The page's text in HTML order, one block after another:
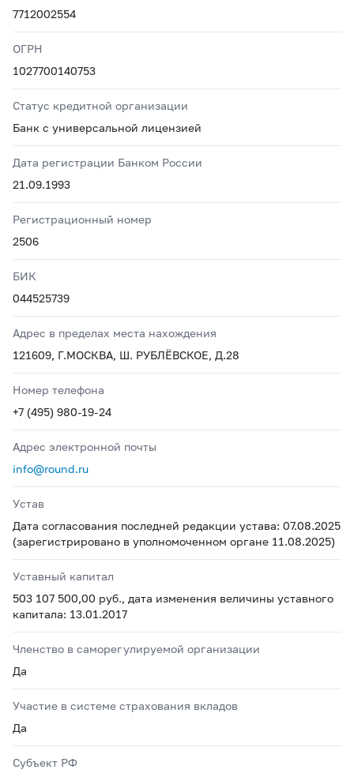
7712002554
ОГРН
1027700140753
Статус кредитной организации
Банк с универсальной лицензией
Дата регистрации Банком России
21.09.1993
Регистрационный номер
2506
БИК
044525739
Адрес в пределах места нахождения
121609, Г.МОСКВА, Ш. РУБЛЁВСКОЕ, Д.28
Номер телефона
+7 (495) 980-19-24
Адрес электронной почты
info@round.ru
Устав
Дата согласования последней редакции устава: 07.08.2025
(зарегистрировано в уполномоченном органе 11.08.2025)
Уставный капитал
503 107 500,00 руб., дата изменения величины уставного
капитала: 13.01.2017
Членство в саморегулируемой организации
Да
Участие в системе страхования вкладов
Да
Субъект РФ